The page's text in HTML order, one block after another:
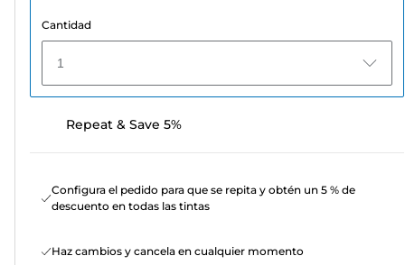
Cantidad
1
Repeat & Save 5%
Configura el pedido para que se repita y obtén un 5 % de
descuento en todas las tintas
Haz cambios y cancela en cualquier momento